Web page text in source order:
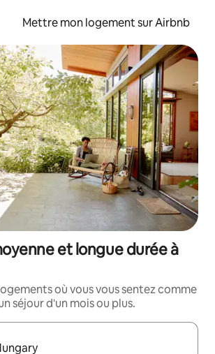
Mettre mon logement sur Airbnb
et longue durée à
où vous vous sentez comme
séjour d'un mois ou plus.
s'affichent, utilisez les flèches vers le